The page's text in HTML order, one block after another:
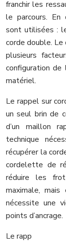
franchir les
le parcours. En
sont utilisées :
corde double. Le
plusieurs
configuration
matériel.
Le rappel sur
un seul brin de
d’un maillon
technique
récupérer la
cordelette de
réduire les
maximale,
nécessite une
points d’ancrage.
Le rapp